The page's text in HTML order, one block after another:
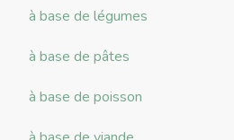
à base de légumes
à base de pâtes
à base de poisson